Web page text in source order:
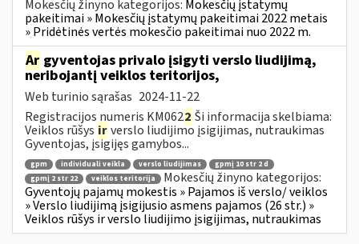
Mokesčių žinyno kategorijos: Mokesčių įstatymų
pakeitimai » Mokesčių įstatymų pakeitimai 2022 metais
» Pridėtinės vertės mokesčio pakeitimai nuo 2022 m.
Ar gyventojas privalo įsigyti verslo liudijimą,
neribojantį veiklos teritorijos,
Web turinio sąrašas 2024-11-22
Registracijos numeris KM0622 Ši informacija skelbiama:
Veiklos rūšys irverslo liudijimo įsigijimas, nutraukimas
Gyventojas, įsigijęs gamybos...
gpm individuali veikla verslo liudijimas
gpmį 10 str 2 d
gpmį 2 str 22
veiklos teritorija
Mokesčių žinyno kategorijos:
Gyventojų pajamų mokestis » Pajamos iš verslo/ veiklos
» Verslo liudijimą įsigijusio asmens pajamos (26 str.) »
Veiklos rūšys ir verslo liudijimo įsigijimas, nutraukimas